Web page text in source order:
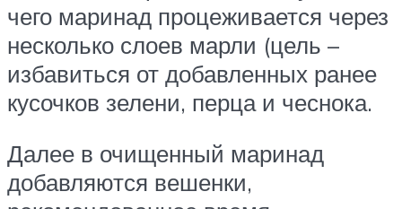
чего маринад процеживается через
несколько слоев марли (цель –
избавиться от добавленных ранее
кусочков зелени, перца и чеснока.
Далее в очищенный маринад
добавляются вешенки,